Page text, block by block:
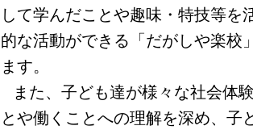
して学んだことや趣味・特技等を
的な活動ができる「だがしや楽校
ます。
また、子ども達が様々な社会体
とや働くことへの理解を深め、子